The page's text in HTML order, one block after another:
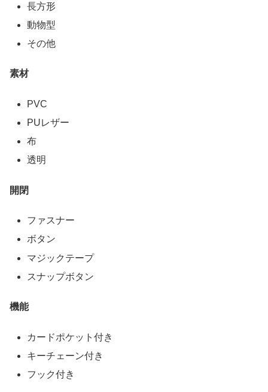
長方形
動物型
その他
素材
PVC
PUレザー
布
透明
開閉
ファスナー
ボタン
マジックテープ
スナップボタン
機能
カードポケット付き
キーチェーン付き
フック付き